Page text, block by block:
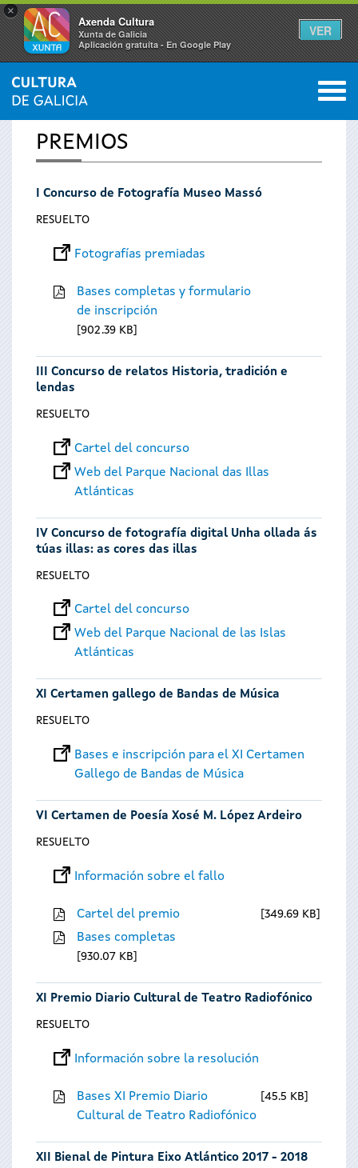
×
Axenda Cultura
Xunta de Galicia
Aplicación gratuíta - En Google Play
VER
Se
encuentra
usted
INICIO 0
PREMIOS
I Concurso de Fotografía Museo Massó
RESUELTO
Fotografías premiadas
Bases completas y formulario
de inscripción
902.39 KB
III Concurso de relatos Historia, tradición e
lendas
RESUELTO
Cartel del concurso
Web del Parque Nacional das Illas
Atlánticas
IV Concurso de fotografía digital Unha ollada ás
túas illas: as cores das illas
RESUELTO
Cartel del concurso
Web del Parque Nacional de las Islas
Atlánticas
XI Certamen gallego de Bandas de Música
RESUELTO
Bases e inscripción para el XI Certamen
Gallego de Bandas de Música
VI Certamen de Poesía Xosé M. López Ardeiro
RESUELTO
Información sobre el fallo
Cartel del premio 349.69 KB
Bases completas
930.07 KB
XI Premio Diario Cultural de Teatro Radiofónico
RESUELTO
Información sobre la resolución
Bases XI Premio Diario
Cultural de Teatro Radiofónico
45.5 KB
XII Bienal de Pintura Eixo Atlántico 2017 - 2018